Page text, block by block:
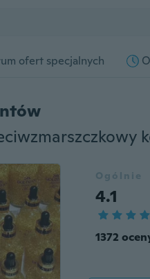
ofert specjalnych
Ogólnie
4.1
1372